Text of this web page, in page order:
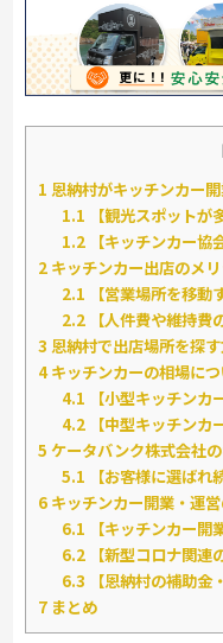
1 恩納村がキッチンカー
1.1 【観光スポットが
1.2 【キッチンカー協
2 キッチンカー出店のメ
2.1 【営業場所を移動
2.2 【人件費や維持費
3 恩納村で出店場所を探
4キッチンカーの相場に
4.1 【小型キッチンカ
4.2 【中型キッチンカ
5 ケータバンク株式会社
5.1 【お客様に選ばれ
6 キッチンカー開業・運
6.1 【キッチンカー開
6.2 【新型コロナ関連
6.3 【恩納村の補助金
7 まとめ